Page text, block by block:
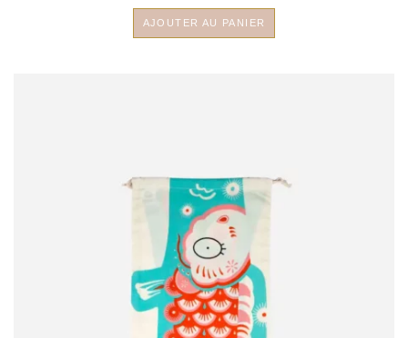
AJOUTER AU PANIER